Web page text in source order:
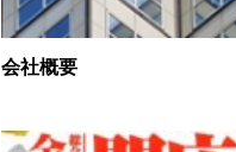
会社概要